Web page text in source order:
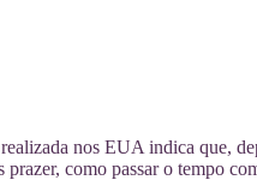
nos EUA indica que,
como passar o tempo